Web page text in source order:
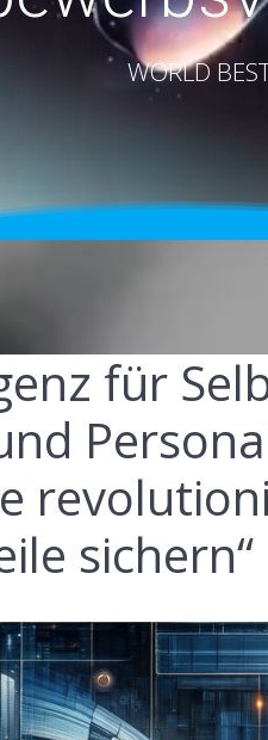
WORLD
für
sichern“